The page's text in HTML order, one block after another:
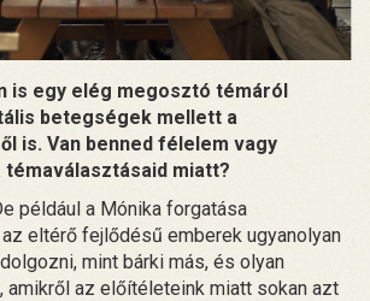
is egy elég megosztó témáról
betegségek mellett a
is. Van benned félelem vagy
témaválasztásaid miatt?
például a Mónika forgatása
eltérő fejlődésű emberek ugyanolyan
mint bárki más, és olyan
amikről az előítéleteink miatt sokan azt